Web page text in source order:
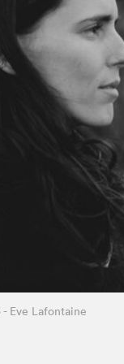
du Salon
exposant·e·s
auteur·rice·s
Eve Lafontaine